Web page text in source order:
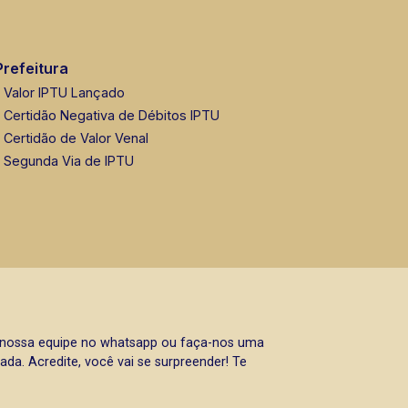
Valor IPTU Lançado
Certidão Negativa de Débitos IPTU
Certidão de Valor Venal
Segunda Via de IPTU
equipe no whatsapp ou faça-nos uma
Acredite, você vai se surpreender! Te